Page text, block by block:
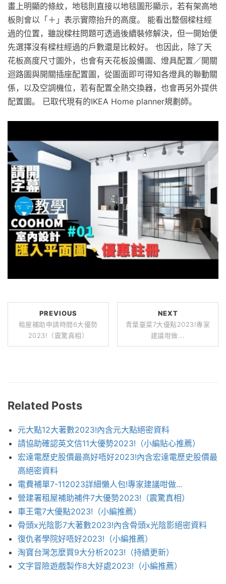
畫上明顯的條紋，地毯則直接以地毯圖形顯示，若有架高地
板則會以「＋」表示實際抬升的高度。 能看出整個樑柱經
過的位置，雖說樑柱問題可透過後續裝修解決，但一開始便
先選擇沒有樑柱經過的戶數還是比較好。 也因此，除了天
花板高度尺寸圖外，也會有天花板設備圖、燈具配置／開關
迴路圖與開關插座配置圖，從圖面即可得知各燈具的聯動關
係，以及空調機位，若有配置全熱交換器，也會再另外提供
配置圖。 已取代現有的IKEA Home planner規劃師。
PREVIOUS
租屋補助申請時間6大優勢
2023!（震驚真相）
NEXT
青葉臺菜7大優點2023!專家
建議咁做...
Related Posts
元大點12大著數2023!內含元大點絕密資料
請協助確認英文信11大優勢2023!（小編貼心推薦）
宏達電歷史股價最高好唔好2023!內含宏達電歷史股價最
高絕密資料
電費補單7-112023詳細懶人包!專家建議咁做...
營建署租屋補助補件7大優勢2023!（震驚真相）
車王電7大優點2023!（小編推薦）
骨頭x光陰影7大著數2023!內含骨頭x光陰影絕密資料
復仇者學院好唔好2023!（小編推薦）
淘寶台灣怎麼買9大分析2023!（持續更新）
文字冒險遊戲製作8大好處2023!（小編推薦）